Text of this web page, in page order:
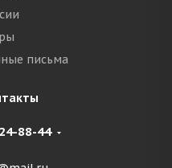
письма
88-44